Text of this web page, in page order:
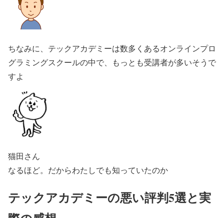
ちなみに、テックアカデミーは数多くあるオンラインプロ
グラミングスクールの中で、もっとも受講者が多いそうで
すよ
猫田さん
なるほど。だからわたしでも知っていたのか
テックアカデミーの悪い評判5選と実